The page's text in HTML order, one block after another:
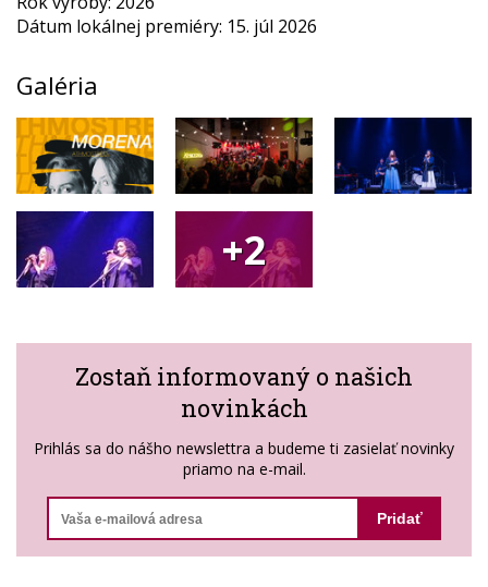
Dátum lokálnej premiéry: 15. júl 2026
Galéria
+2
Zostaň informovaný o našich
novinkách
Prihlás sa do nášho newslettra a budeme ti zasielať novinky
priamo na e-mail.
Pridať